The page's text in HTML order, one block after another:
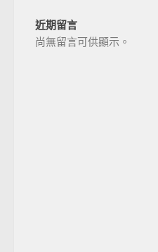
近期留言
尚無留言可供顯示。